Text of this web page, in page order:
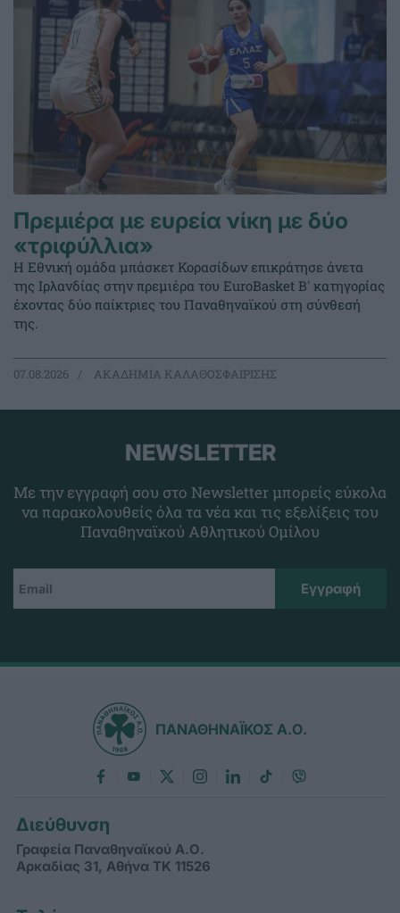
Πρεμιέρα με ευρεία νίκη με δύο
«τριφύλλια»
Η Εθνική ομάδα μπάσκετ Κορασίδων επικράτησε άνετα
της Ιρλανδίας στην πρεμιέρα του EuroBasket Β' κατηγορίας
έχοντας δύο παίκτριες του Παναθηναϊκού στη σύνθεσή
της.
07.08.2026 ΑΚΑΔΗΜΙΑ ΚΑΛΑΘΟΣΦΑΙΡΙΣΗΣ
NEWSLETTER
Με την εγγραφή σου στο Newsletter μπορείς εύκολα
να παρακολουθείς όλα τα νέα και τις εξελίξεις του
Παναθηναϊκού Αθλητικού Ομίλου
ΠΑΝΑΘΗΝΑΪΚΟΣ Α.Ο.
Διεύθυνση
Γραφεία Παναθηναϊκού Α.Ο.
Αρκαδίας 31, Αθήνα ΤΚ 11526